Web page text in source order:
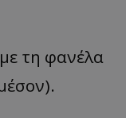
τη φανέλα